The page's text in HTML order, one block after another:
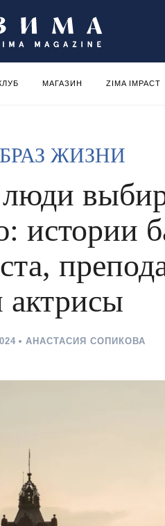
МАГАЗИН ZIMA IMPACT
ЖИЗНИ
истории
актрисы
АНАСТАСИЯ СОПИКОВА